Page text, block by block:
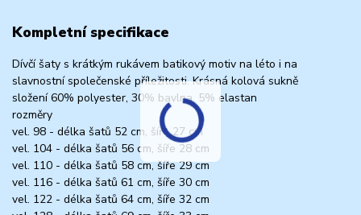
Kompletní specifikace
Dívčí šaty s krátkým rukávem batikový motiv na léto i na
slavnostní společenské příležitosti. Krásná kolová sukně
složení 60% polyester, 30% bavlna, 5% elastan
rozměry
vel. 98 - délka šatů 52 cm, šíře 27 cm
vel. 104 - délka šatů 56 cm, šíře 28 cm
vel. 110 - délka šatů 58 cm, šíře 29 cm
vel. 116 - délka šatů 61 cm, šíře 30 cm
vel. 122 - délka šatů 64 cm, šíře 32 cm